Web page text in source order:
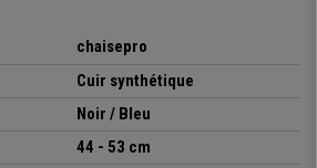
assise aux formes ergonomiques
posture corporelle correcte à tout moment.
sonrembourrage épais et commode
chaisepro
Cuir synthétique
Noir / Bleu
44 - 53 cm